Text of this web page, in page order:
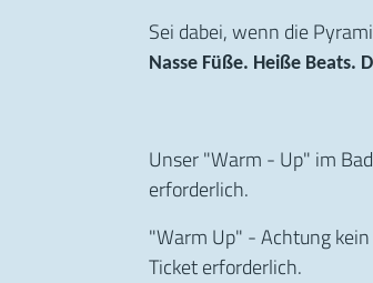
Sei dabei, wenn die
Nasse Füße. Heiße Beats.
Unser "Warm - Up" im
erforderlich.
"Warm Up" - Achtung
Ticket erforderlich.